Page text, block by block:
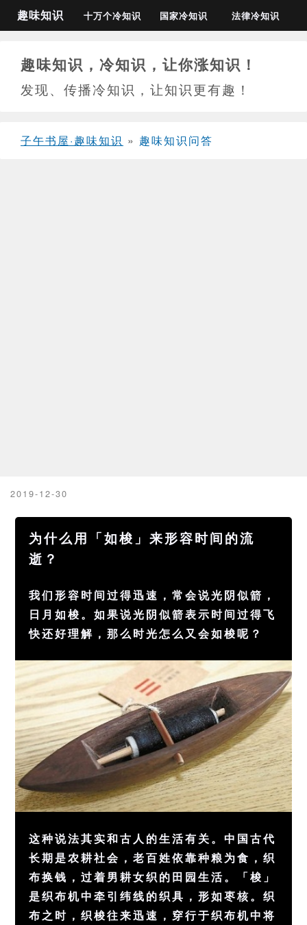
趣味知识 十万个冷知识 国家冷知识 法律冷知识
趣味知识，冷知识，让你涨知识！
发现、传播冷知识，让知识更有趣！
子午书屋·趣味知识 » 趣味知识问答
2019-12-30
为什么用「如梭」来形容时间的流
逝？
我们形容时间过得迅速，常会说光阴似箭，
日月如梭。如果说光阴似箭表示时间过得飞
快还好理解，那么时光怎么又会如梭呢？
这种说法其实和古人的生活有关。中国古代
长期是农耕社会，老百姓依靠种粮为食，织
布换钱，过着男耕女织的田园生活。「梭」
是织布机中牵引纬线的织具，形如枣核。织
布之时，织梭往来迅速，穿行于织布机中将